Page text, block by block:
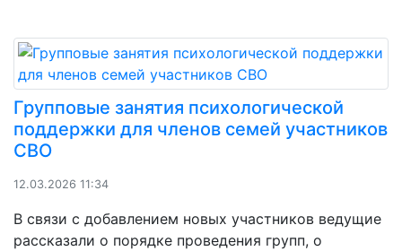
Групповые занятия психологической
поддержки для членов семей участников
СВО
12.03.2026 11:34
В связи с добавлением новых участников ведущие
рассказали о порядке проведения групп, о